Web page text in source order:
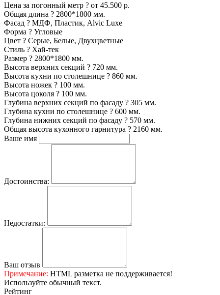
Цена за погонный метр ? от 45.500 р.
Общая длина ? 2800*1800 мм.
Фасад ? МДФ, Пластик, Alvic Luxe
Форма ? Угловые
Цвет ? Серые, Белые, Двухцветные
Стиль ? Хай-тек
Размер ? 2800*1800 мм.
Высота верхних секций ? 720 мм.
Высота кухни по столешнице ? 860 мм.
Высота ножек ? 100 мм.
Высота цоколя ? 100 мм.
Глубина верхних секций по фасаду ? 305 мм.
Глубина кухни по столешнице ? 600 мм.
Глубина нижних секций по фасаду ? 570 мм.
Общая высота кухонного гарнитура ? 2160 мм.
Ваше имя
Достоинства:
Недостатки:
Ваш отзыв
Примечание: HTML разметка не поддерживается!
Используйте обычный текст.
Рейтинг